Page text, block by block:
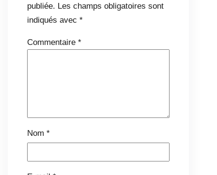
publiée. Les champs obligatoires sont
indiqués avec *
Commentaire *
Nom *